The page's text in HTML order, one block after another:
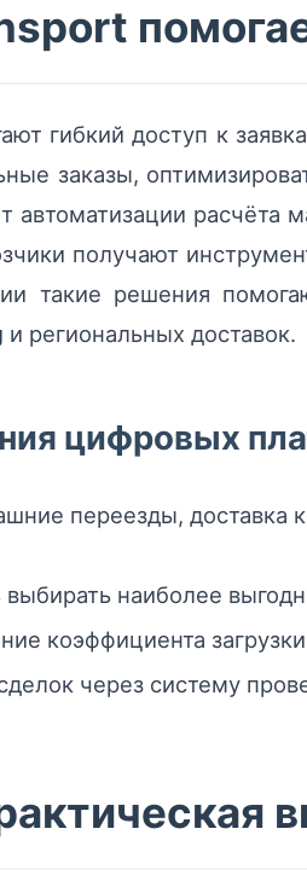
гибкий доступ к
заказы,
автоматизации расчёта
получают
такие решения
и региональных доставок.
цифровых
переезды, доставка
наиболее
коэффициента
через систему